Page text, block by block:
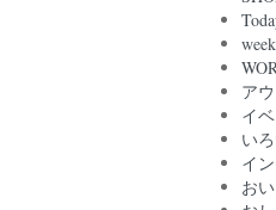
ア
イ
い
イ
お